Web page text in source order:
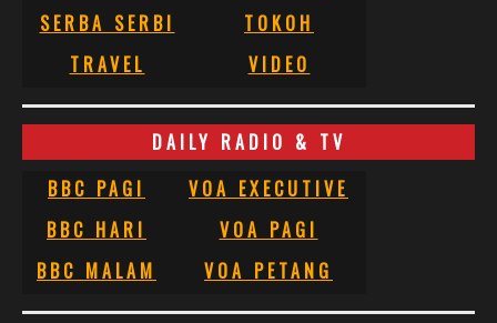
SERBA SERBI
TOKOH
TRAVEL
VIDEO
DAILY RADIO & TV
BBC PAGI
VOA EXECUTIVE
BBC HARI
VOA PAGI
BBC MALAM
VOA PETANG